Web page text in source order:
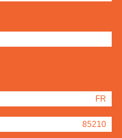
FR
85210